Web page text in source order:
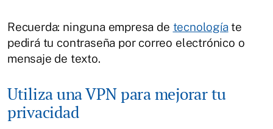
Recuerda: ninguna empresa de tecnología te
pedirá tu contraseña por correo electrónico o
mensaje de texto.
Utiliza una VPN para mejorar tu
privacidad